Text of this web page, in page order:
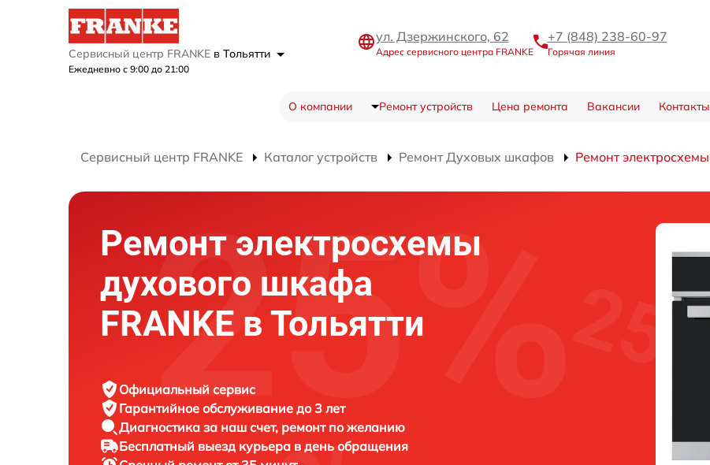
Сервисный центр FRANKE в Тольятти
Ежедневно с 9:00 до 21:00
ул. Дзержинского, 62
Адрес сервисного центра FRANKE
+7 (848) 238-60-97
Горячая линия
О компании Ремонт устройств Цена ремонта Вакансии Контакты
Сервисный центр FRANKE Каталог устройств Ремонт Духовых шкафов Ремонт электросхемы
Ремонт электросхемы
духового шкафа
FRANKE в Тольятти
Официальный сервис
Гарантийное обслуживание до 3 лет
Диагностика за наш счет, ремонт по желанию
Бесплатный выезд курьера в день обращения